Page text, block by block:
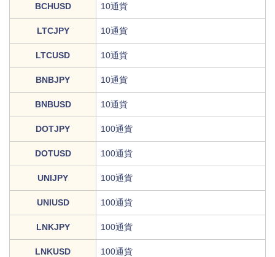
BCHUSD 10通貨
LTCJPY 10通貨
LTCUSD 10通貨
BNBJPY 10通貨
BNBUSD 10通貨
DOTJPY 100通貨
DOTUSD 100通貨
UNIJPY 100通貨
UNIUSD 100通貨
LNKJPY 100通貨
LNKUSD 100通貨